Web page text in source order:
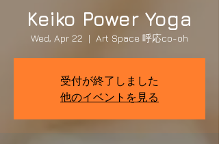
Keiko Power Yoga
Wed, Apr 22
  |
Art Space 呼応co-oh
受付が終了しました
他のイベントを見る